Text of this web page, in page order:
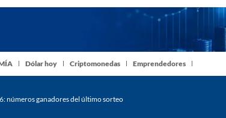
Dólar hoy Criptomonedas Emprendedores
números ganadores del último sorteo